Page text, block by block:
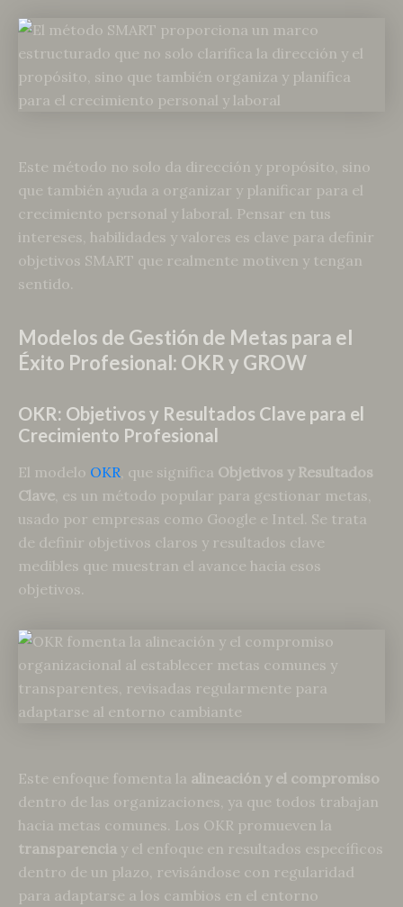
Este método no solo da dirección y propósito, sino
que también ayuda a organizar y planificar para el
crecimiento personal y laboral. Pensar en tus
intereses, habilidades y valores es clave para definir
objetivos SMART que realmente motiven y tengan
sentido.
Modelos de Gestión de Metas para el
Éxito Profesional: OKR y GROW
OKR: Objetivos y Resultados Clave para el
Crecimiento Profesional
El modelo OKR , que significa Objetivos y Resultados
Clave , es un método popular para gestionar metas,
usado por empresas como Google e Intel. Se trata
de definir objetivos claros y resultados clave
medibles que muestran el avance hacia esos
objetivos.
Este enfoque fomenta la alineación y el compromiso
dentro de las organizaciones, ya que todos trabajan
hacia metas comunes. Los OKR promueven la
transparencia y el enfoque en resultados específicos
dentro de un plazo, revisándose con regularidad
para adaptarse a los cambios en el entorno